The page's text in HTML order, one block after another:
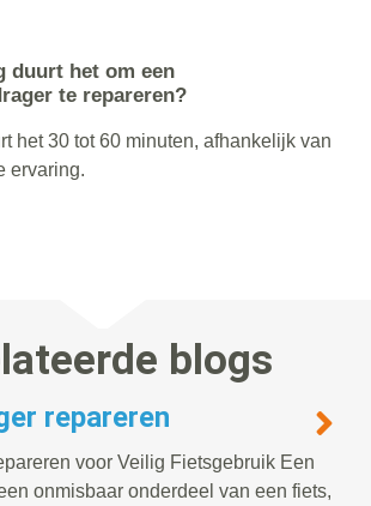
duurt het om een
te repareren?
het 30 tot 60 minuten, afhankelijk van
ervaring.
blogs
repareren
voor Veilig Fietsgebruik Een
onmisbaar onderdeel van een fiets,